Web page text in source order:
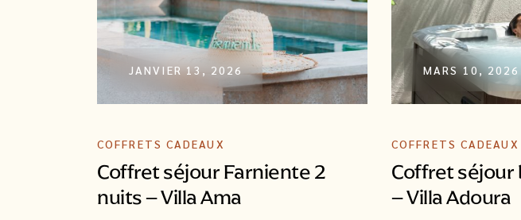
JANVIER 13, 2026
COFFRETS CADEAUX
Coffret séjour Farniente 2
nuits – Villa Ama
MARS 10, 2026
COFFRETS CADEAUX
Coffret séjour
– Villa Adoura